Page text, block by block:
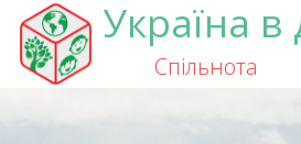
Україна в
Спільнота